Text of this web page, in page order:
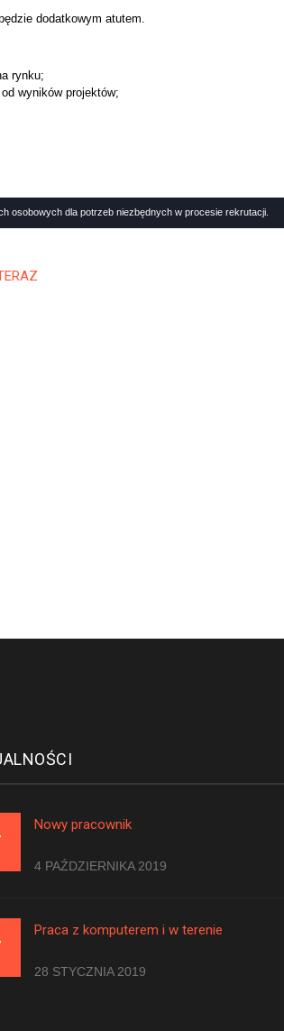
dodatkowym atutem.
rynku;
wyników projektów;
osobowych dla potrzeb niezbędnych w procesie rekrutacji.
Nowy pracownik
4 PAŹDZIERNIKA 2019
Praca z komputerem i w terenie
28 STYCZNIA 2019